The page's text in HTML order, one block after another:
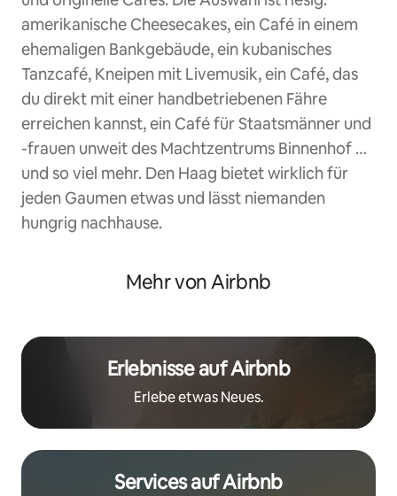
amerikanische Cheesecakes, ein Café in einem
ehemaligen Bankgebäude, ein kubanisches
Tanzcafé, Kneipen mit Livemusik, ein Café, das
du direkt mit einer handbetriebenen Fähre
erreichen kannst, ein Café für Staatsmänner und
-frauen unweit des Machtzentrums Binnenhof …
und so viel mehr. Den Haag bietet wirklich für
jeden Gaumen etwas und lässt niemanden
hungrig nachhause.
Mehr von Airbnb
Erlebnisse auf Airbnb
Erlebe etwas Neues.
Services auf Airbnb